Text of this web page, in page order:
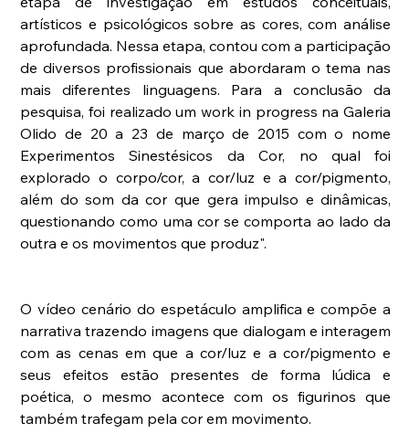
artísticos e psicológicos sobre as cores, com análise
aprofundada. Nessa etapa, contou com a participação
de diversos profissionais que abordaram o tema nas
mais diferentes linguagens. Para a conclusão da
pesquisa, foi realizado um work in progress na Galeria
Olido de 20 a 23 de março de 2015 com o nome
Experimentos Sinestésicos da Cor, no qual foi
explorado o corpo/cor, a cor/luz e a cor/pigmento,
além do som da cor que gera impulso e dinâmicas,
questionando como uma cor se comporta ao lado da
outra e os movimentos que produz".
O vídeo cenário do espetáculo amplifica e compõe a
narrativa trazendo imagens que dialogam e interagem
com as cenas em que a cor/luz e a cor/pigmento e
seus efeitos estão presentes de forma lúdica e
poética, o mesmo acontece com os figurinos que
também trafegam pela cor em movimento.